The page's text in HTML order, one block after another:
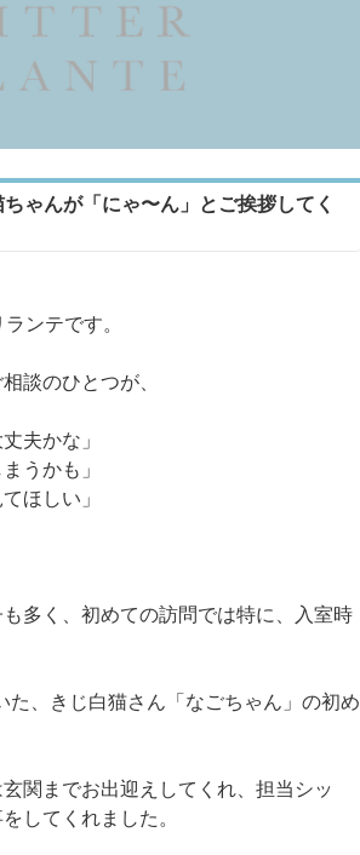
ゃんが「にゃ〜ん」とご挨拶してく
ンテです。
談のひとつが、
夫かな」
うかも」
ほしい」
多く、初めての訪問では特に、入室時
、きじ白猫さん「なごちゃん」の初め
関までお出迎えしてくれ、担当シッ
してくれました。